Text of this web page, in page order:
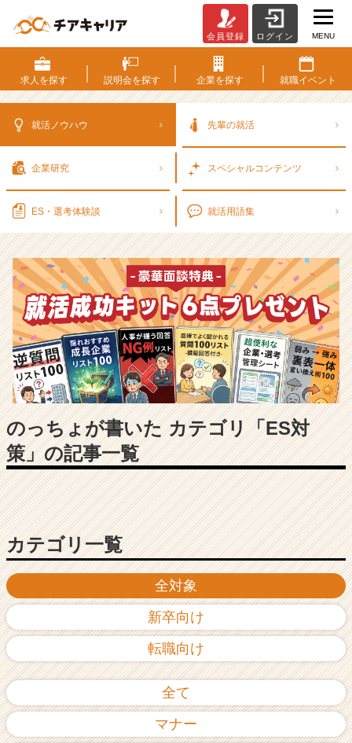
考
対
策・
ウ
ベ
ン
チ
ャ
ー・
成
長
企
業
か
ら
ス
カ
ウ
活
イ
チ
リ
（C
会員登録 ログイン MENU
求人を探す 説明会を探す 企業を探す 就職イベント
就活ノウハウ 先輩の就活
企業研究 スペシャルコンテンツ
ES・選考体験談 就活用語集
のっちょが書いた カテゴリ「ES対
策」の記事一覧
全対象
新卒向け
転職向け
全て
マナー
カテゴリ一覧